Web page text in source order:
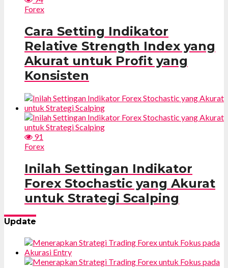
Forex
Cara Setting Indikator
Relative Strength Index yang
Akurat untuk Profit yang
Konsisten
91
Forex
Inilah Settingan Indikator
Forex Stochastic yang Akurat
untuk Strategi Scalping
Update